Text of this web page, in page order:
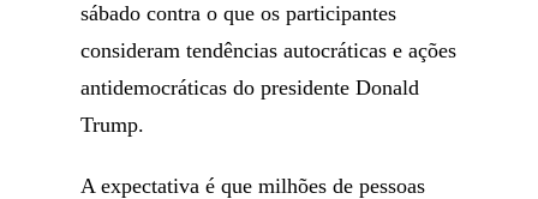
sábado contra o que os participantes
consideram tendências autocráticas e ações
antidemocráticas do presidente Donald
Trump.
A expectativa é que milhões de pessoas